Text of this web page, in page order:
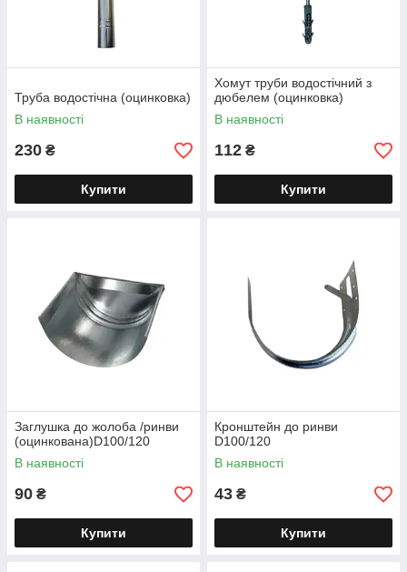
Труба водостічна (оцинковка)
В наявності
230 ₴
Купити
Хомут труби водостічний з
дюбелем (оцинковка)
В наявності
112 ₴
Купити
Заглушка до жолоба /ринви
(оцинкована)D100/120
В наявності
90 ₴
Купити
Кронштейн до ринви
D100/120
В наявності
43 ₴
Купити